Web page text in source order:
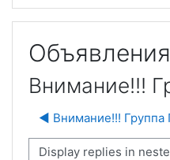
Внимание!!!
◀︎ Внимание!!! Группа
mode